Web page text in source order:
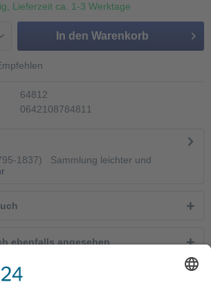
Lieferzeit ca. 1-3 Werktage
In den Warenkorb
64812
0642108784811
1837) Sammlung leichter und
ebenfalls angesehen
und Beratung unter: